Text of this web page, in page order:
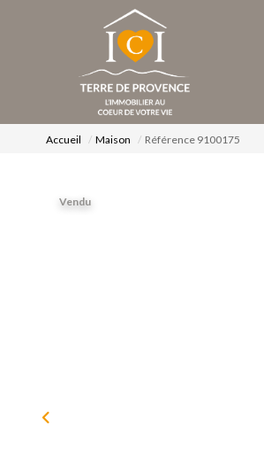
Accueil Maison Référence 9100175
Vendu